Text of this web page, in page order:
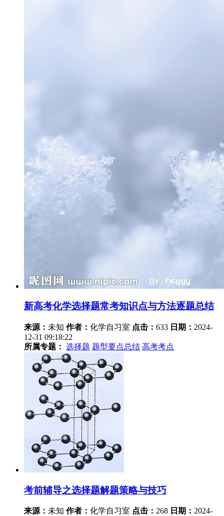
新高考化学选择题常考知识点与方法逐题总结
来源： 未知 作者： 化学自习室 点击： 633 日期： 2024-
12-31 09:18:22
所属专题： 选择题 题型要点总结 高考考点
考前辅导之选择题解题策略与技巧
来源： 未知 作者： 化学自习室 点击： 268 日期： 2024-